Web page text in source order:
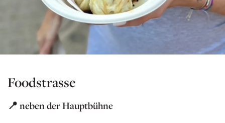
Foodstrasse
📍 neben der Hauptbühne